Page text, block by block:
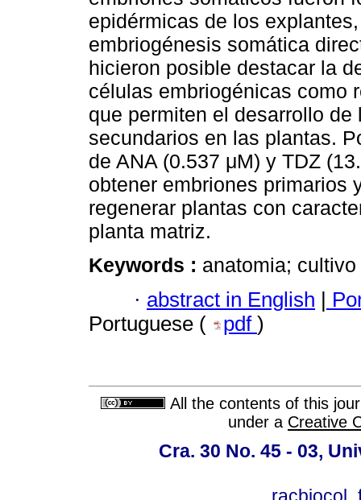
epidérmicas de los
embriogénesis somática
hicieron posible destacar la
células embriogénicas como
que permiten el desarrollo
secundarios en las plantas.
de ANA (0.537 μM) y TDZ
obtener embriones primarios
regenerar plantas con
planta matriz.
Keywords : anatomia; cultivo
· abstract in English |
Portuguese (
pdf )
All the contents of this
under a Creative
Cra. 30 No. 45 - 03,